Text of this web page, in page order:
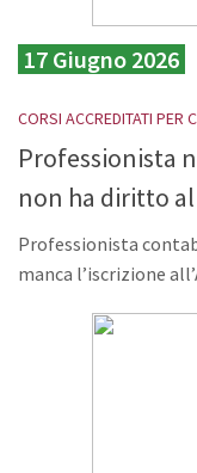
17 Giugno 2026
CORSI ACCREDITATI PER
Professionista
non ha diritto
Professionista
manca l’iscrizione